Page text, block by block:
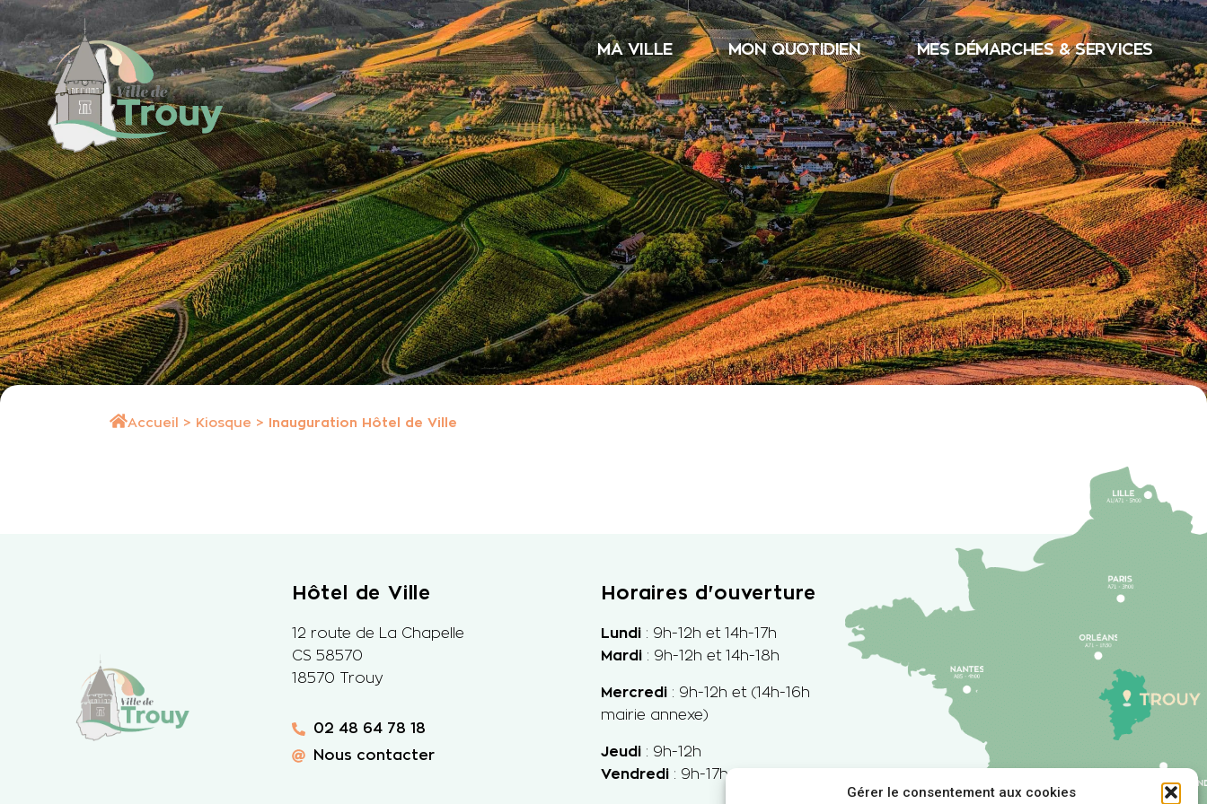
Gérer le consentement aux cookies
principal
MA VILLE MON QUOTIDIEN MES DÉMARCHES & SERVICES
Accueil > Kiosque > Inauguration Hôtel de Ville
Hôtel de Ville
12 route de La Chapelle
CS 58570
18570 Trouy
02 48 64 78 18
Nous contacter
Horaires d'ouverture
Lundi : 9h-12h et 14h-17h
Mardi : 9h-12h et 14h-18h
Mercredi : 9h-12h et (14h-16h
mairie annexe)
Jeudi : 9h-12h
Vendredi : 9h-17h